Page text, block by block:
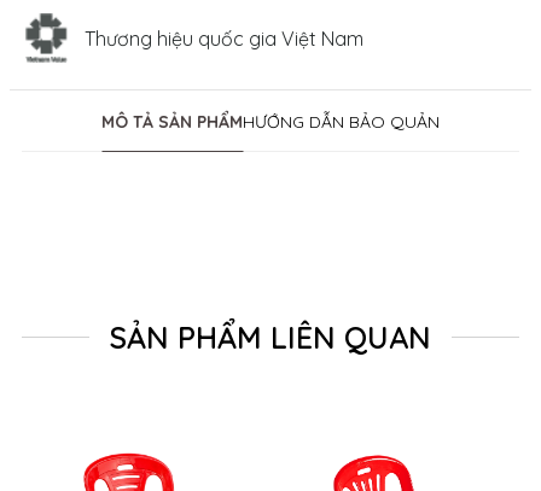
Thương hiệu quốc gia Việt Nam
MÔ TẢ SẢN PHẨMHƯỚNG DẪN BẢO QUẢN
SẢN PHẨM LIÊN QUAN